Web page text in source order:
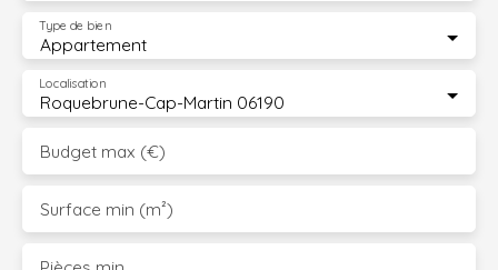
Appartement
Type de bien
Roquebrune-Cap-Martin 06190
Localisation
Budget max (€)
Surface min (m²)